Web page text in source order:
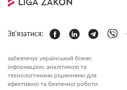
Зв'язатися:
забезпечує український бізнес
інформацією, аналітикою та
технологічними рішеннями для
ефективної та безпечної роботи.